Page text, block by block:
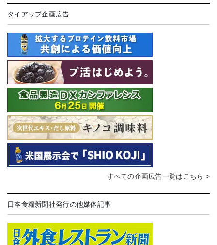
タイアップ企画広告
すべての企画広告一覧はこちら >
日本食糧新聞社発行の他媒体記事